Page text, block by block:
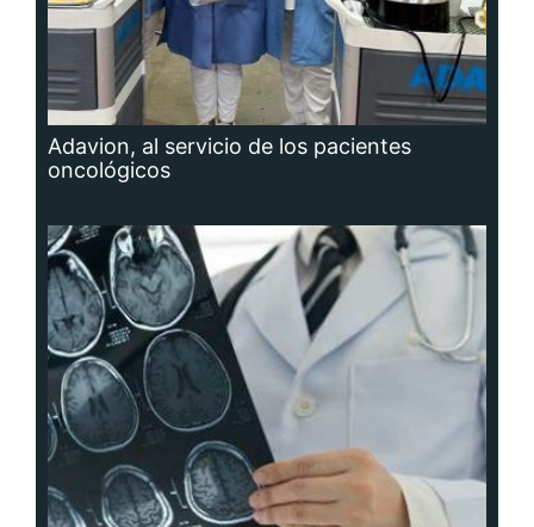
Adavion, al servicio de los pacientes
oncológicos